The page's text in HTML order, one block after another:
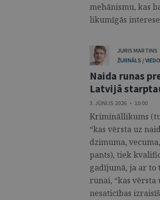
mehānismu, kas
likumīgās
JURIS MARTINS
ŽURNĀLS /
Naida runas
Latvijā
3. JŪNIJS 2026 • 10:00
Krimināllikums
“kas vērsta uz
dzimuma,
pants), tiek
gadījumā, ja ar to
runai, “kas vērsta
nesaticības